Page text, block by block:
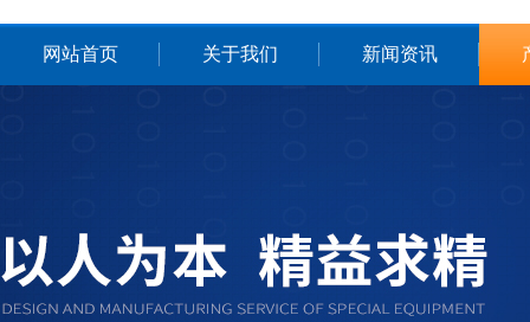
网站首页 关于我们 新闻资讯